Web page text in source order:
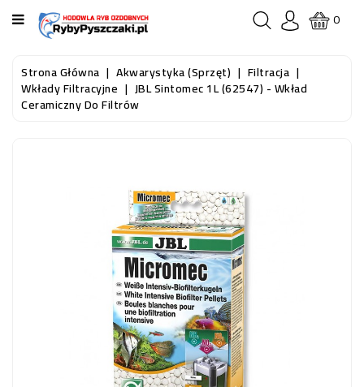
KATEGORIA
STRONA
GŁÓWNA
0
Strona Główna Akwarystyka (sprzęt) Filtracja
Wkłady Filtracyjne JBL Sintomec 1L (62547) - Wkład
Ceramiczny Do Filtrów